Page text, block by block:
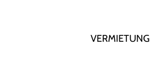
VERMIETUNG